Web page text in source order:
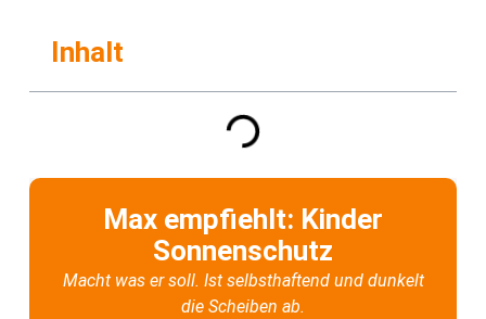
Inhalt
Max empfiehlt: Kinder
Sonnenschutz
Macht was er soll. Ist selbsthaftend und dunkelt
die Scheiben ab.